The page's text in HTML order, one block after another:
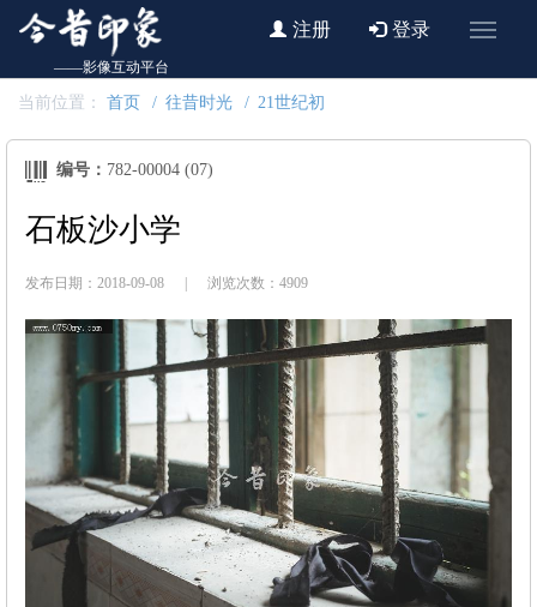
——影像互动平台
注册 登录
当前位置： 首页 往昔时光 21世纪初
编号： 782-00004 (07)
石板沙小学
发布日期：2018-09-08 | 浏览次数：4909